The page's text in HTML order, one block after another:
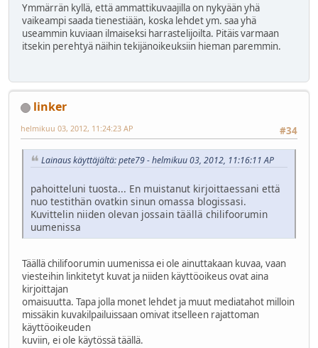
Ymmärrän kyllä, että ammattikuvaajilla on nykyään yhä
vaikeampi saada tienestiään, koska lehdet ym. saa yhä
useammin kuviaan ilmaiseksi harrastelijoilta. Pitäis varmaan
itsekin perehtyä näihin tekijänoikeuksiin hieman paremmin.
linker
#34
helmikuu 03, 2012, 11:24:23 AP
Lainaus käyttäjältä: pete79 - helmikuu 03, 2012, 11:16:11 AP
pahoitteluni tuosta... En muistanut kirjoittaessani että
nuo testithän ovatkin sinun omassa blogissasi.
Kuvittelin niiden olevan jossain täällä chilifoorumin
uumenissa
Täällä chilifoorumin uumenissa ei ole ainuttakaan kuvaa, vaan
viesteihin linkitetyt kuvat ja niiden käyttöoikeus ovat aina
kirjoittajan
omaisuutta. Tapa jolla monet lehdet ja muut mediatahot milloin
missäkin kuvakilpailuissaan omivat itselleen rajattoman
käyttöoikeuden
kuviin, ei ole käytössä täällä.